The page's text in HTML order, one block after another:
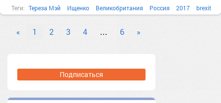
Теги: Тереза Мэй Ищенко Великобритания Россия 2017 brexit
« 1 2 3 4 … 6 »
Подписаться